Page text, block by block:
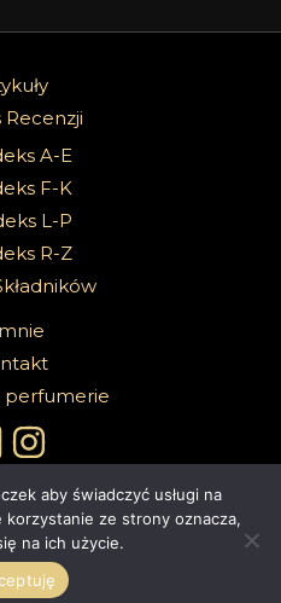
Recenzji
A-E
F-K
L-P
R-Z
perfumerie
| Z dumą wspierane przez
i sklepy internetowe
aby świadczyć usługi na
korzystanie ze strony oznacza,
na ich użycie.